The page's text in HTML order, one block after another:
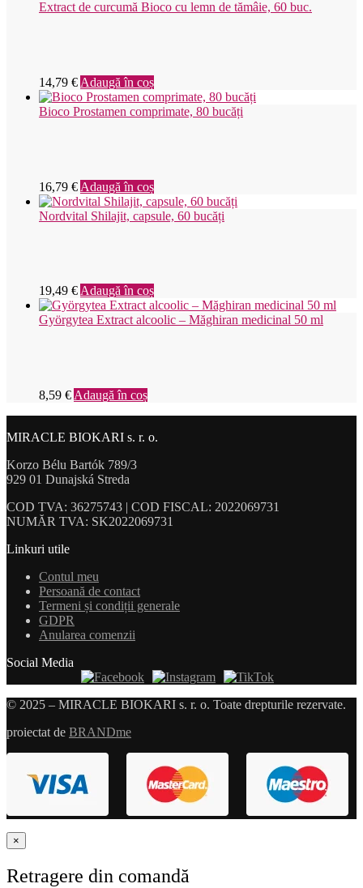
Extract de curcumă Bioco cu lemn de tămâie, 60 buc.
14,79 € Adaugă în coș
Bioco Prostamen comprimate, 80 bucăți
16,79 € Adaugă în coș
Nordvital Shilajit, capsule, 60 bucăți
19,49 € Adaugă în coș
Györgytea Extract alcoolic – Măghiran medicinal 50 ml
8,59 € Adaugă în coș
MIRACLE BIOKARI s. r. o.
Korzo Bélu Bartók 789/3
929 01 Dunajská Streda
COD TVA: 36275743 | COD FISCAL: 2022069731
NUMĂR TVA: SK2022069731
Linkuri utile
Contul meu
Persoană de contact
Termeni și condiții generale
GDPR
Anularea comenzii
Social Media
© 2025 – MIRACLE BIOKARI s. r. o. Toate drepturile rezervate.
proiectat de BRANDme
×
Retragere din comandă